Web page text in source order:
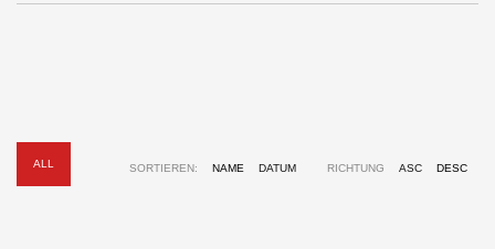
SORTIEREN: NAME DATUM RICHTUNG ASC DESC
ALL